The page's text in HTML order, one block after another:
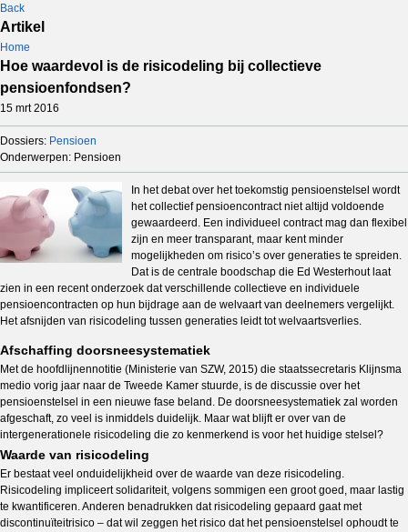
Back
Artikel
Home
Hoe waardevol is de risicodeling bij collectieve
pensioenfondsen?
15 mrt 2016
Dossiers: Pensioen
Onderwerpen: Pensioen
In het debat over het toekomstig pensioenstelsel wordt
het collectief pensioencontract niet altijd voldoende
gewaardeerd. Een individueel contract mag dan flexibel
zijn en meer transparant, maar kent minder
mogelijkheden om risico’s over generaties te spreiden.
Dat is de centrale boodschap die Ed Westerhout laat
zien in een recent onderzoek dat verschillende collectieve en individuele
pensioencontracten op hun bijdrage aan de welvaart van deelnemers vergelijkt.
Het afsnijden van risicodeling tussen generaties leidt tot welvaartsverlies.
Afschaffing doorsneesystematiek
Met de hoofdlijnennotitie (Ministerie van SZW, 2015) die staatssecretaris Klijnsma
medio vorig jaar naar de Tweede Kamer stuurde, is de discussie over het
pensioenstelsel in een nieuwe fase beland. De doorsneesystematiek zal worden
afgeschaft, zo veel is inmiddels duidelijk. Maar wat blijft er over van de
intergenerationele risicodeling die zo kenmerkend is voor het huidige stelsel?
Waarde van risicodeling
Er bestaat veel onduidelijkheid over de waarde van deze risicodeling.
Risicodeling impliceert solidariteit, volgens sommigen een groot goed, maar lastig
te kwantificeren. Anderen benadrukken dat risicodeling gepaard gaat met
discontinuïteitrisico – dat wil zeggen het risico dat het pensioenstelsel ophoudt te